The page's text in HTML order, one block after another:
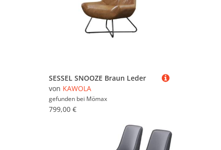
SESSEL SNOOZE Braun Leder
von KAWOLA
gefunden bei Mömax
799,00 €